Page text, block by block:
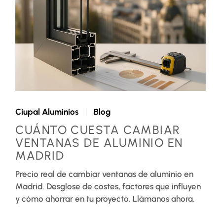
Ciupal Aluminios Blog
CUÁNTO CUESTA CAMBIAR
VENTANAS DE ALUMINIO EN
MADRID
Precio real de cambiar ventanas de aluminio en
Madrid. Desglose de costes, factores que influyen
y cómo ahorrar en tu proyecto. Llámanos ahora.